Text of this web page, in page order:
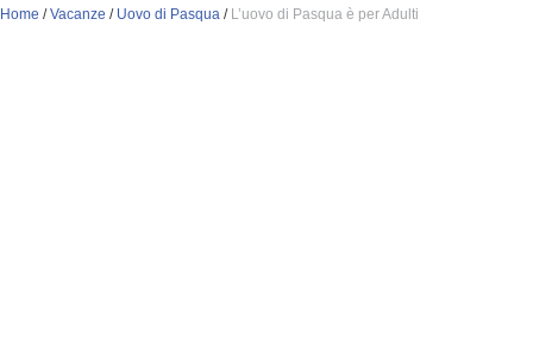
Home /Vacanze / Uovo di Pasqua / L’uovo di Pasqua è per Adulti